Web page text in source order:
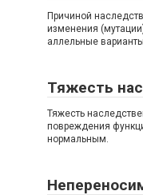
Причиной
изменения
аллельные
Тяжесть
Тяжесть
повреждения
нормальным.